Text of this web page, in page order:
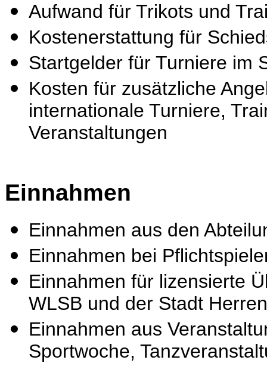
Aufwand für Trikots und
Kostenerstattung für
Startgelder für Turniere im
Kosten für zusätzliche
internationale Turniere,
Veranstaltungen
Einnahmen
Einnahmen aus den
Einnahmen bei
Einnahmen für lizensierte
WLSB und der Stadt
Einnahmen aus
Sportwoche,